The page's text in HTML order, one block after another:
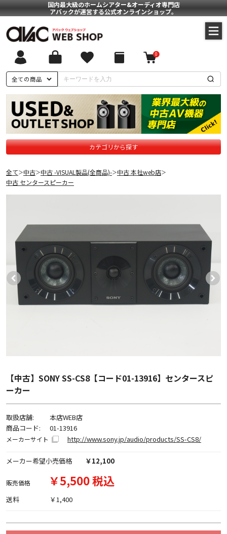
国内最大級のホームシアター&オーディオ専門店
アバックが運営する公式オンラインショップ。
全ての商品
0
カテゴリから探す
全て＞中古＞中古 -VISUAL製品(全商品)-＞中古 本社web店＞
中古 センタースピーカー
【中古】SONY SS-CS8【コード01-13916】センタースピ
ーカー
取扱店舗:
本店WEB店
商品コード:
01-13916
メーカーサイト http://www.sony.jp/audio/products/SS-CS8/
メーカー希望小売価格 ￥12,100
販売価格 ￥5,500 税込
送料 ￥1,400